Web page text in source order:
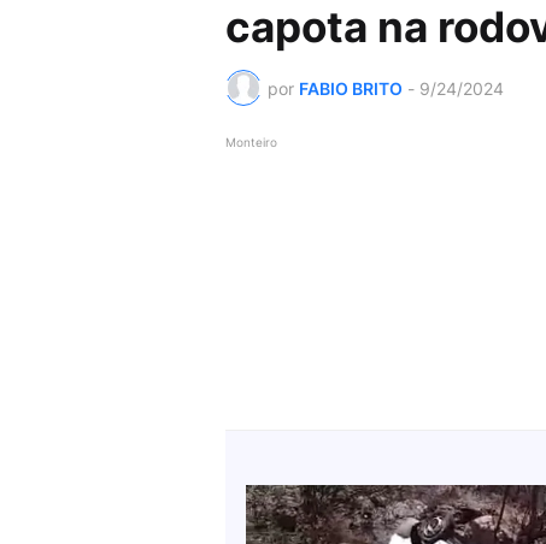
capota na
por FABIO BRITO - 9/24/2024
Monteiro